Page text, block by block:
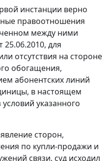
инстанции верно
правоотношения
между ними
для
отсутствия на стороне
обогащения,
абонентских линий
в настоящем
условий указанного
сторон,
по купли-продажи и
связи, суд исходил